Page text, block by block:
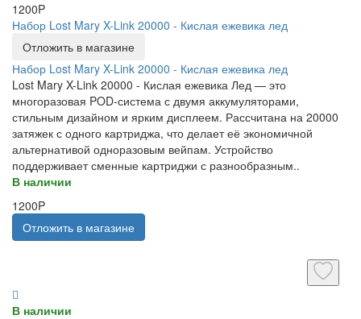
1200P
Набор Lost Mary X-Link 20000 - Кислая ежевика лед
Отложить в магазине
Набор Lost Mary X-Link 20000 - Кислая ежевика лед
Lost Mary X-Link 20000 - Кислая ежевика Лед — это
многоразовая POD-система с двумя аккумуляторами,
стильным дизайном и ярким дисплеем. Рассчитана на 20000
затяжек с одного картриджа, что делает её экономичной
альтернативой одноразовым вейпам. Устройство
поддерживает сменные картриджи с разнообразным..
В наличии
1200P
Отложить в магазине
В наличии